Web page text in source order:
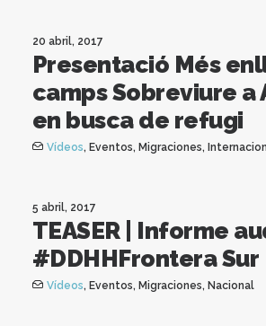
20 abril, 2017
Presentació Més
camps Sobreviure a
en busca de refugi
Vídeos, Eventos, Migraciones,
5 abril, 2017
TEASER | Informe
#DDHHFrontera Sur
Vídeos, Eventos, Migraciones, Nacional